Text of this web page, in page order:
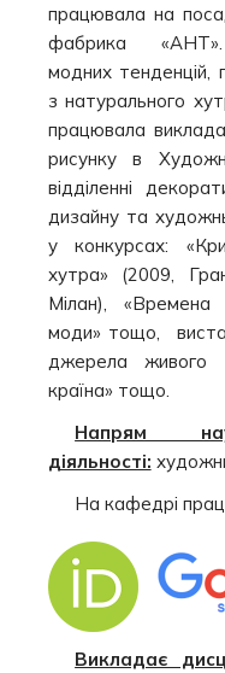
працювала на
фабрика «АНТ».
модних тенденцій,
з натурального
працювала
рисунку в
відділенні
дизайну та
у конкурсах:
хутра» (2009,
Мілан), «Времена
моди» тощо,
джерела живого
країна» тощо.
Напрям
діяльності:
На кафедрі
Викладає